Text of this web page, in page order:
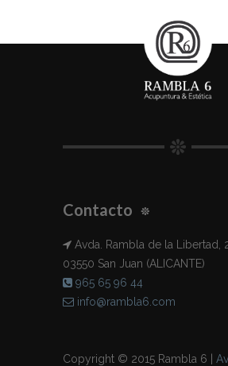
Contacto
Avda. Rambla de la Libertad,
03550 San Juan (ALICANTE)
965 65 96 44
info@rambla6.com
Copyright © 2015 Rambla 6 |